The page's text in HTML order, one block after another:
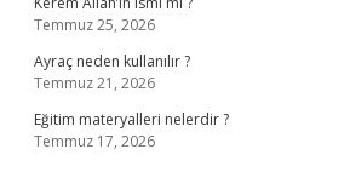
Temmuz 25, 2026
Ayraç neden kullanılır ?
Temmuz 21, 2026
Eğitim materyalleri nelerdir ?
Temmuz 17, 2026